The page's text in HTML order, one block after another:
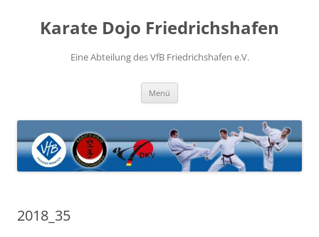
springenKarate Dojo Friedrichshafen
Eine Abteilung des VfB Friedrichshafen e.V.
Menü
2018_35